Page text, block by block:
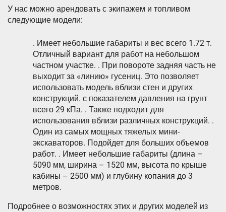
У нас можно арендовать с экипажем и топливом
следующие модели:
. Имеет небольшие габариты и вес всего 1.72 т.
Отличный вариант для работ на небольшом
частном участке. . При повороте задняя часть не
выходит за «линию» гусениц. Это позволяет
использовать модель вблизи стен и других
конструкций. с показателем давления на грунт
всего 29 кПа. . Также подходит для
использования вблизи различных конструкций. .
Один из самых мощных тяжелых мини-
экскаваторов. Подойдет для больших объемов
работ. . Имеет небольшие габариты (длина –
5090 мм, ширина – 1520 мм, высота по крыше
кабины – 2500 мм) и глубину копания до 3
метров.
Подробнее о возможностях этих и других моделей из